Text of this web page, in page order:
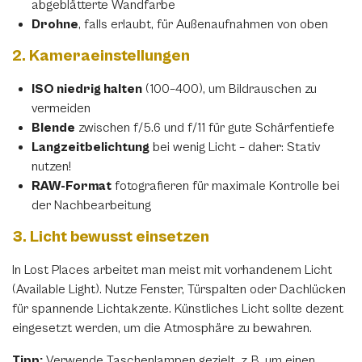
Teile diese Beitrag
Lost Places in Europa: Faszinierende
Facebook
abgeblätterte Wandfarbe
Drohne, falls erlaubt, für Außenaufnahmen von oben
2. Kameraeinstellungen
ISO niedrig halten (100–400), um Bildrauschen zu
vermeiden
Blende zwischen f/5.6 und f/11 für gute Schärfentiefe
Langzeitbelichtung bei wenig Licht – daher: Stativ
nutzen!
RAW-Format fotografieren für maximale Kontrolle bei
der Nachbearbeitung
3. Licht bewusst einsetzen
In Lost Places arbeitet man meist mit vorhandenem Licht
(Available Light). Nutze Fenster, Türspalten oder Dachlücken
für spannende Lichtakzente. Künstliches Licht sollte dezent
eingesetzt werden, um die Atmosphäre zu bewahren.